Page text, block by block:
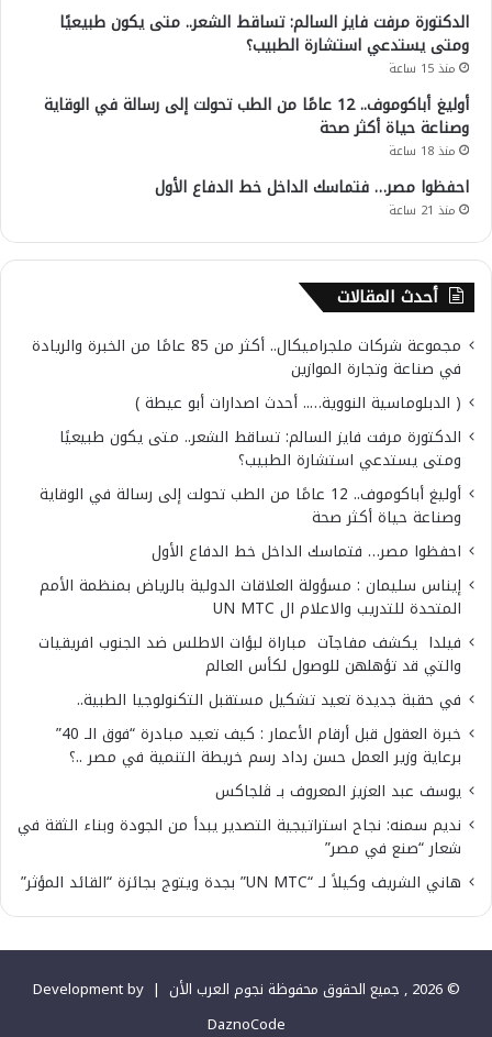
الدكتورة مرفت فايز السالم: تساقط الشعر.. متى يكون طبيعيًا
ومتى يستدعي استشارة الطبيب؟
منذ 15 ساعة
أوليغ أباكوموف.. 12 عامًا من الطب تحولت إلى رسالة في الوقاية
وصناعة حياة أكثر صحة
منذ 18 ساعة
احفظوا مصر… فتماسك الداخل خط الدفاع الأول
منذ 21 ساعة
أحدث المقالات
مجموعة شركات ملجراميكال.. أكثر من 85 عامًا من الخبرة والريادة
في صناعة وتجارة الموازين
( الدبلوماسية النووية….. أحدث اصدارات أبو عيطة )
الدكتورة مرفت فايز السالم: تساقط الشعر.. متى يكون طبيعيًا
ومتى يستدعي استشارة الطبيب؟
أوليغ أباكوموف.. 12 عامًا من الطب تحولت إلى رسالة في الوقاية
وصناعة حياة أكثر صحة
احفظوا مصر… فتماسك الداخل خط الدفاع الأول
إيناس سليمان : مسؤولة العلاقات الدولية بالرياض بمنظمة الأمم
المتحدة للتدريب والاعلام ال UN MTC
فيلدا يكشف مفاجآت مباراة لبؤات الاطلس ضد الجنوب افريقيات
والتي قد تؤهلهن للوصول لكأس العالم
في حقبة جديدة تعيد تشكيل مستقبل التكنولوجيا الطبية..
خبرة العقول قبل أرقام الأعمار : كيف تعيد مبادرة “فوق الـ 40”
برعاية وزير العمل حسن رداد رسم خريطة التنمية في مصر ..؟
يوسف عبد العزيز المعروف بـ ڤلجاكس
نديم سمنه: نجاح استراتيجية التصدير يبدأ من الجودة وبناء الثقة في
شعار “صنع في مصر”
هاني الشريف وكيلاً لـ “UN MTC” بجدة ويتوج بجائزة “القائد المؤثر”
© 2026 , جميع الحقوق محفوظة نجوم العرب الأن |
Development by
DaznoCode